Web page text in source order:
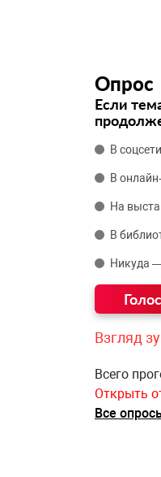
Опрос
Если
В
В
На
В
Никуда
Взгляд
Всего
Открыть
Все